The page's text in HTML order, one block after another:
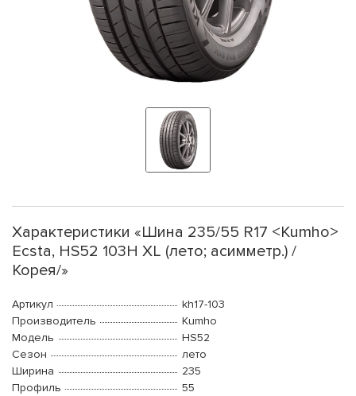
Характеристики «Шина 235/55 R17 <Kumho>
Ecsta, HS52 103H XL (лето; асимметр.) /
Корея/»
Артикул
kh17-103
Производитель
Kumho
Модель
HS52
Сезон
лето
Ширина
235
Профиль
55